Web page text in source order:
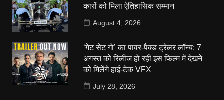
कारों को मिला ऐतिहासिक सम्मान
August 4, 2026
‘गेट सेट गो’ का पावर-पैक्ड ट्रेलर लॉन्च: 7
अगस्त को रिलीज हो रही इस फिल्म में देखने
को मिलेंगे हाई-टेक VFX
July 28, 2026